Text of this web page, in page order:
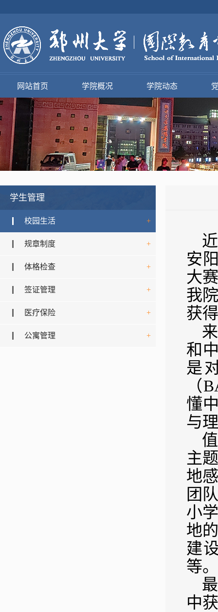
网站首页 学院概况 学院动态
学生管理
校园生活 +
规章制度 +
体格检查 +
签证管理 +
医疗保险 +
公寓管理 +
安
大
我
获
和
是
（
懂
与
主
地
团
小
地
建
等。
中